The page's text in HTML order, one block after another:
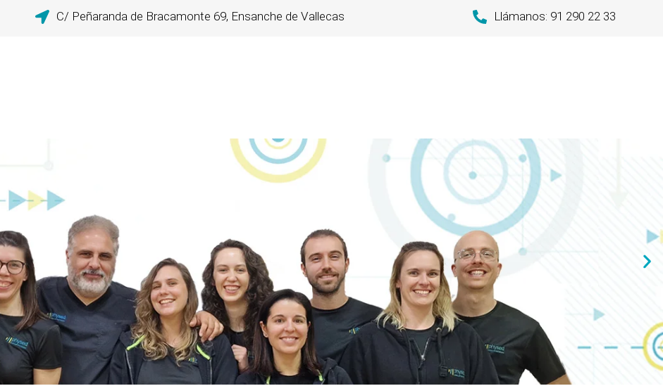
C/ Peñaranda de Bracamonte 69, Ensanche de Vallecas Llámanos: 91 290 22 33